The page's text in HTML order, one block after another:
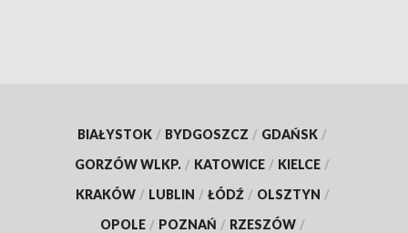
BIAŁYSTOK / BYDGOSZCZ / GDAŃSK /
GORZÓW WLKP. / KATOWICE / KIELCE /
KRAKÓW / LUBLIN / ŁÓDŹ / OLSZTYN /
OPOLE / POZNAŃ / RZESZÓW /